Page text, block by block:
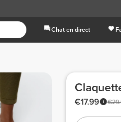
Chat en direct
€17.99